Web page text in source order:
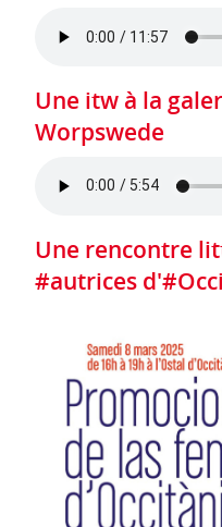
Une itw à la
Worpswede
Une rencontre
#autrices